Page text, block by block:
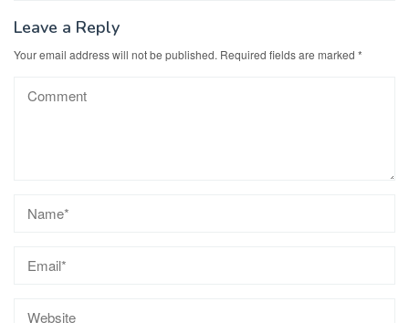
Leave a Reply
Your email address will not be published. Required fields are marked *